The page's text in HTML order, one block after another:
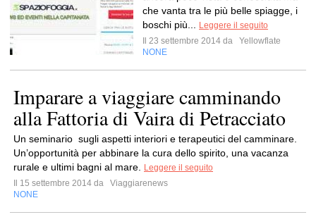
che vanta tra le più belle spiagge, i
boschi più...
Leggere il seguito
Il 23 settembre 2014 da
Yellowflate
NONE
Imparare a viaggiare camminando
alla Fattoria di Vaira di Petracciato
Un seminario sugli aspetti interiori e terapeutici del camminare.
Un’opportunità per abbinare la cura dello spirito, una vacanza
rurale e ultimi bagni al mare.
Leggere il seguito
Il 15 settembre 2014 da
Viaggiarenews
NONE